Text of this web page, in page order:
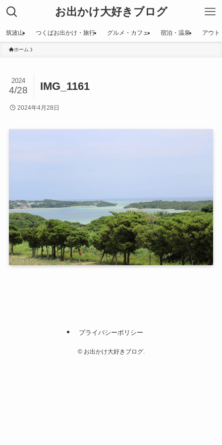
お出かけ大好きブログ
筑波山 つくばお出かけ・旅行 グルメ・カフェ 宿泊・温泉 アウト
ホーム
IMG_1161
2024
4/28
2024年4月28日
プライバシーポリシー
©お出かけ大好きブログ.